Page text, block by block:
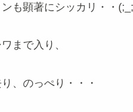
も顕著にシッカリ・・
まで入り、
、のっぺり・・・